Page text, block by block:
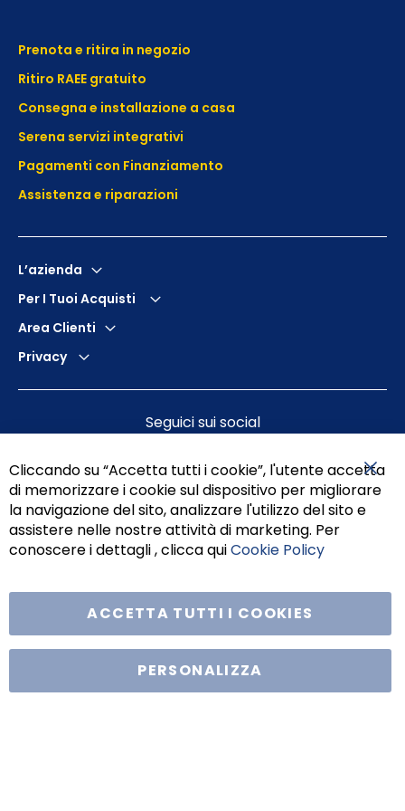
Prenota e ritira in negozio
Ritiro RAEE gratuito
Consegna e installazione a casa
Serena servizi integrativi
Pagamenti con Finanziamento
Assistenza e riparazioni
L’azienda
Per I Tuoi Acquisti
Area Clienti
Privacy
Seguici sui social
Principe di Piemonte 199, cap. 80026 Casoria (NA) - C.F. 05834470634 -
Cliccando su “Accetta tutti i cookie”, l'utente accetta
di memorizzare i cookie sul dispositivo per migliorare
la navigazione del sito, analizzare l'utilizzo del sito e
assistere nelle nostre attività di marketing. Per
conoscere i dettagli , clicca quiCookie Policy
ACCETTA TUTTI I COOKIES
PERSONALIZZA